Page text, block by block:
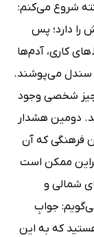
شروع می‌کنم:
را دارد؛ پس
کاری، آدم‌ها
سندل می‌پوشند.
شخصی وجود
دومین هشدار
فرهنگی که آن
ممکن است
شمالی و
جوابِ
که به این